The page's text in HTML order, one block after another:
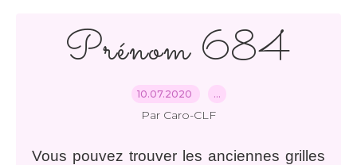
Prénom 684
10.07.2020 …
Par Caro-CLF
Vous pouvez trouver les anciennes grilles